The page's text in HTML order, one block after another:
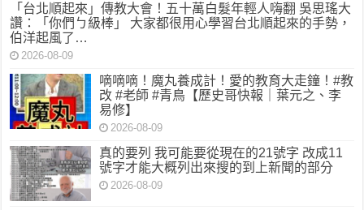
「台北順起來」傳教大會！五十萬白髮年輕人嗨翻 吳思瑤大
讚：「你們ㄅ級棒」 大家都很用心學習台北順起來的手勢，
伯洋起風了…
2026-08-09
嘀嘀嘀！魔丸養成計！愛的教育大走鐘！#教
改 #老師 #青鳥【歷史哥快報｜葉元之、李
易修】
2026-08-09
真的要列 我可能要從現在的21號字 改成11
號字才能大概列出來搜的到上新聞的部分
2026-08-09